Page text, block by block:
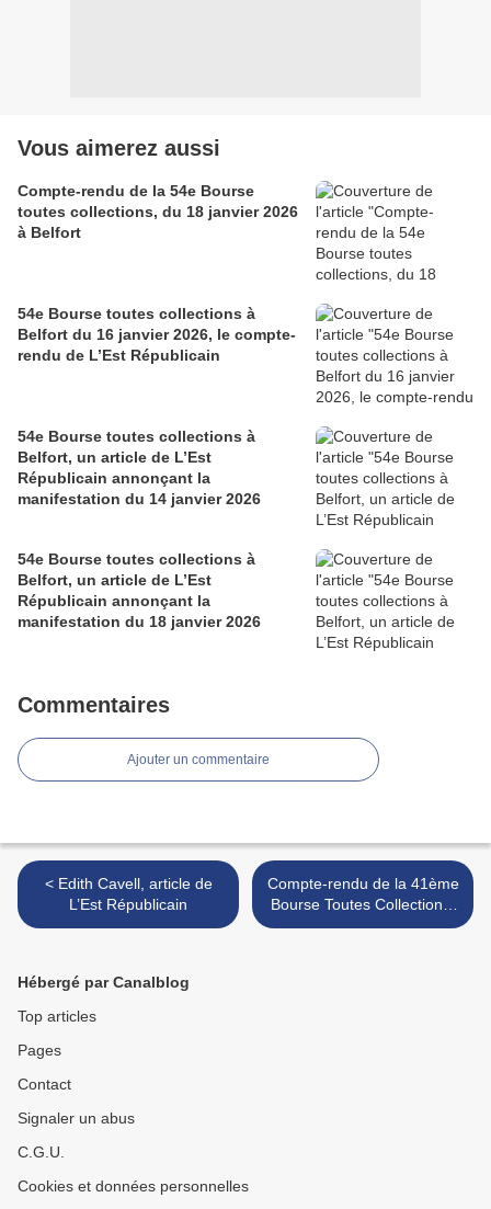
Vous aimerez aussi
Compte-rendu de la 54e Bourse
toutes collections, du 18 janvier 2026
à Belfort
54e Bourse toutes collections à
Belfort du 16 janvier 2026, le compte-
rendu de L’Est Républicain
54e Bourse toutes collections à
Belfort, un article de L’Est
Républicain annonçant la
manifestation du 14 janvier 2026
54e Bourse toutes collections à
Belfort, un article de L’Est
Républicain annonçant la
manifestation du 18 janvier 2026
Commentaires
Ajouter un commentaire
< Edith Cavell, article de
L’Est Républicain
Compte-rendu de la 41ème
Bourse Toutes Collections,
du 22 octobre 2017 à
Hébergé par Canalblog
Top articles
Pages
Contact
Signaler un abus
C.G.U.
Cookies et données personnelles